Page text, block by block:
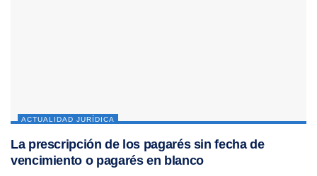
ACTUALIDAD JURÍDICA
La prescripción de los pagarés sin fecha de
vencimiento o pagarés en blanco